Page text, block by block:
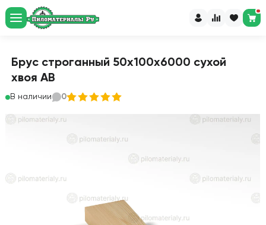
Брус строганный 50х100х6000 сухой
хвоя АВ
В наличии 0